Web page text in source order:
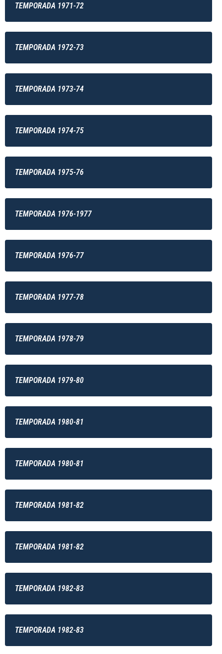
TEMPORADA 1971-72
TEMPORADA 1972-73
TEMPORADA 1973-74
TEMPORADA 1974-75
TEMPORADA 1975-76
TEMPORADA 1976-1977
TEMPORADA 1976-77
TEMPORADA 1977-78
TEMPORADA 1978-79
TEMPORADA 1979-80
TEMPORADA 1980-81
TEMPORADA 1980-81
TEMPORADA 1981-82
TEMPORADA 1981-82
TEMPORADA 1982-83
TEMPORADA 1982-83